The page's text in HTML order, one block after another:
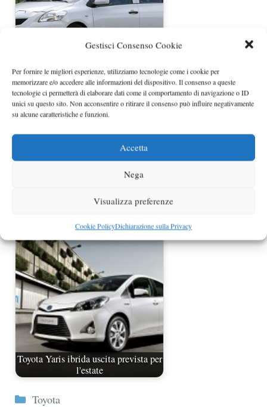
Gestisci Consenso Cookie
Per fornire le migliori esperienze, utilizziamo tecnologie come i cookie per
memorizzare e/o accedere alle informazioni del dispositivo. Il consenso a queste
tecnologie ci permetterà di elaborare dati come il comportamento di navigazione o ID
unici su questo sito. Non acconsentire o ritirare il consenso può influire negativamente
su alcune caratteristiche e funzioni.
Accetta
Nega
Visualizza preferenze
Cookie PolicyDichiarazione sulla Privacy
Nuova Toyota Yaris foto spia
Toyota Yaris foto del nuovo modello
Toyota Yaris ibrida uscita prevista per
l'estate
Categorie
Toyota